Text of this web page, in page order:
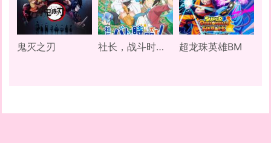
鬼灭之刃 社长，战斗时间到了！ 超龙珠英雄BM